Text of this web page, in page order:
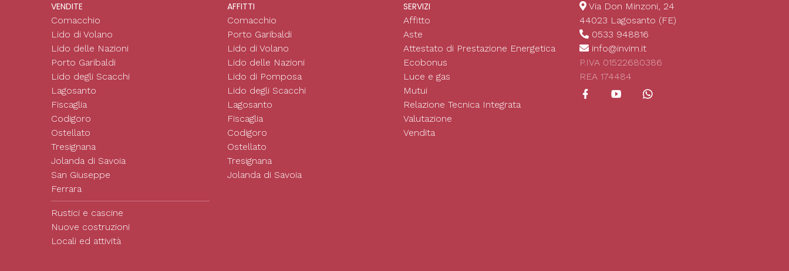
VENDITE
Comacchio
Lido di Volano
Lido delle Nazioni
Porto Garibaldi
Lido degli Scacchi
Lagosanto
Fiscaglia
Codigoro
Ostellato
Tresignana
Jolanda di Savoia
San Giuseppe
Ferrara
Rustici e cascine
Nuove costruzioni
Locali ed attività
AFFITTI
Comacchio
Porto Garibaldi
Lido di Volano
Lido delle Nazioni
Lido di Pomposa
Lido degli Scacchi
Lagosanto
Fiscaglia
Codigoro
Ostellato
Tresignana
Jolanda di Savoia
SERVIZI
Affitto
Aste
Attestato di Prestazione Energetica
Ecobonus
Luce e gas
Mutui
Relazione Tecnica Integrata
Valutazione
Vendita
Via Don Minzoni, 24
44023 Lagosanto (FE)
0533 948816
info@invim.it
P.IVA 01522680386
REA 174484